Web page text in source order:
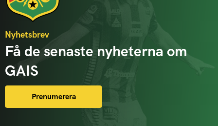
Nyhetsbrev
Få de senaste nyheterna om
GAIS
Prenumerera